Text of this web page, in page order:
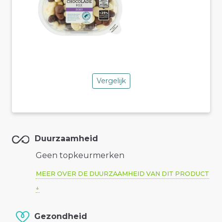
Vergelijk
Duurzaamheid
Geen topkeurmerken
MEER OVER DE DUURZAAMHEID VAN DIT PRODUCT
Gezondheid